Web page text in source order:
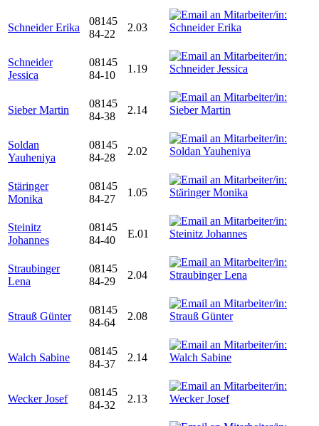
Schneider Erika
08145
84-22
2.03
Schneider
Jessica
08145
84-10
1.19
Sieber Martin
08145
84-38
2.14
Soldan
Yauheniya
08145
84-28
2.02
Stäringer
Monika
08145
84-27
1.05
Steinitz
Johannes
08145
84-40
E.01
Straubinger
Lena
08145
84-29
2.04
Strauß Günter
08145
84-64
2.08
Walch Sabine
08145
84-37
2.14
Wecker Josef
08145
84-32
2.13